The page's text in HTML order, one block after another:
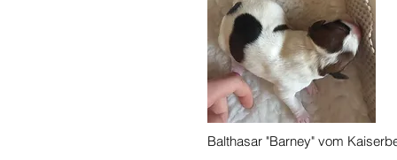
Balthasar "Barney" vom